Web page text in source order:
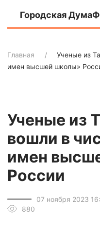
Городская Дума
Главная
Ученые из
имен высшей школы»
Ученые из
вошли в
имен
России
07 ноября 2023
880